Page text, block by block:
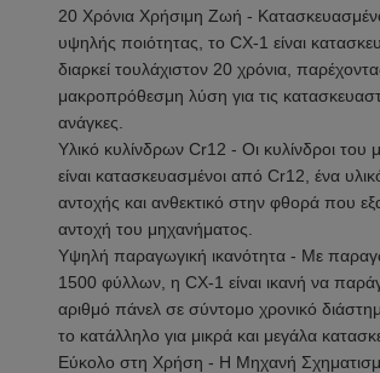
20 Χρόνια Χρήσιμη Ζωή -
υψηλής ποιότητας, το CX-1 είναι
διαρκεί τουλάχιστον 20 χρόνια,
μακροπρόθεσμη λύση για τις
ανάγκες.
Υλικό κυλίνδρων Cr12 - Οι κυλίνδροι του
είναι κατασκευασμένοι από Cr12, ένα
αντοχής και ανθεκτικό στην φθορά που
αντοχή του μηχανήματος.
Υψηλή παραγωγική ικανότητα - Με
1500 φύλλων, η CX-1 είναι ικανή να
αριθμό πάνελ σε σύντομο χρονικό
το κατάλληλο για μικρά και μεγάλα
Εύκολο στη Χρήση - Η Μηχανή